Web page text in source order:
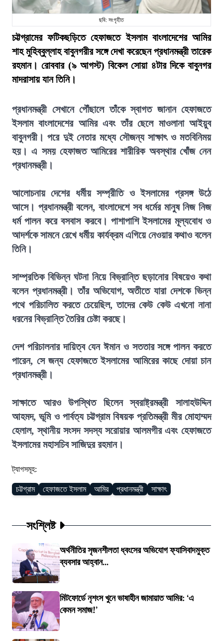
ছবি: সংগৃহীত
চট্টগ্রামের ফটিকছড়িতে হেফাজতে ইসলাম বাংলাদেশের আমির
শাহ মুহিব্বুল্লাহ বাবুনগরীর সঙ্গে দেখা করেছেন প্রধানমন্ত্রী তারেক
রহমান। রোববার (৯ আগস্ট) বিকেল সোয়া ৪টার দিকে বাবুনগর
মাদরাসায় যান তিনি।
প্রধানমন্ত্রী সেখানে পৌঁছালে তাঁকে স্বাগত জানান হেফাজতে
ইসলাম বাংলাদেশের আমির এবং তাঁর ছেলে মাওলানা আইয়ুব
বাবুনগরী। পরে দুই নেতার মধ্যে সৌজন্য সাক্ষাৎ ও মতবিনিময়
হয়। এ সময় হেফাজত আমিরের শারীরিক অবস্থার খোঁজ নেন
প্রধানমন্ত্রী।
আলোচনায় দেশের ধর্মীয় সম্প্রীতি ও ইসলামের প্রসঙ্গ উঠে
আসে। প্রধানমন্ত্রী বলেন, বাংলাদেশে সব ধর্মের মানুষ নিজ নিজ
ধর্ম পালন করে বসবাস করবে। পাশাপাশি ইসলামের মূল্যবোধ ও
আদর্শকে সামনে রেখে ধর্মীয় কার্যক্রম এগিয়ে নেওয়ার কথাও বলেন
তিনি।
সাম্প্রতিক বিভিন্ন ঘটনা নিয়ে বিভ্রান্তি ছড়ানোর বিষয়েও কথা
বলেন প্রধানমন্ত্রী। তাঁর অভিযোগ, অতীতে যারা দেশকে ভিন্ন
পথে পরিচালিত করতে চেয়েছিল, তাদের কেউ কেউ এখনো নানা
ধরনের বিভ্রান্তি তৈরির চেষ্টা করছে।
দেশ পরিচালনার দায়িত্ব যেন ঈমান ও সততার সঙ্গে পালন করতে
পারেন, সে জন্য হেফাজতে ইসলামের আমিরের কাছে দোয়া চান
প্রধানমন্ত্রী।
সাক্ষাতে আরও উপস্থিত ছিলেন স্বরাষ্ট্রমন্ত্রী সালাহউদ্দিন
আহমদ, ভূমি ও পার্বত্য চট্টগ্রাম বিষয়ক প্রতিমন্ত্রী মীর মোহাম্মদ
হেলাল, স্থানীয় সংসদ সদস্য সরোয়ার আলমগীর এবং হেফাজতে
ইসলামের মহাসচিব সাজিদুর রহমান।
ট্যাগসমূহ:
চট্টগ্রাম হেফাজতে ইসলাম আমির প্রধানমন্ত্রী সাক্ষাৎ
সংশ্লিষ্ট
অর্থনীতির সৃজনশীলতা ধ্বংসের অভিযোগ ফ্যাসিবাদমুক্ত
ব্যবসার আহ্বান...
মিটফোর্ডে নৃশংস খুনে ভাষাহীন জামায়াত আমির: ‘এ
কেমন সমাজ!’